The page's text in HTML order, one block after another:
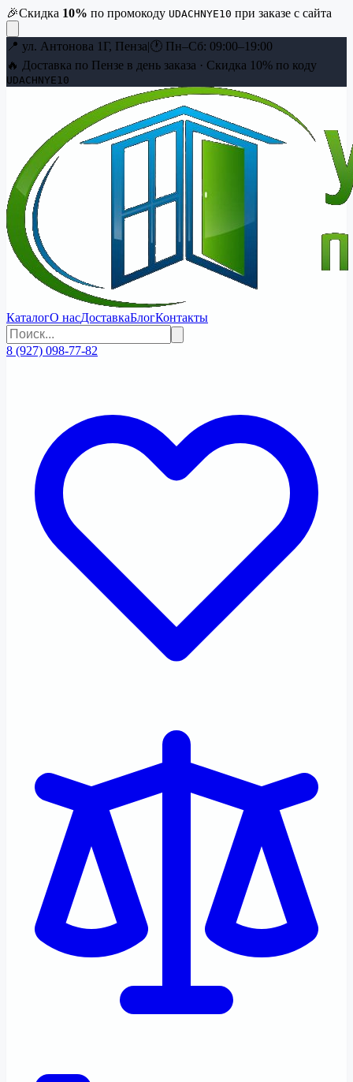
🎉Скидка 10% по промокоду UDACHNYE10 при заказе с сайта
📍 ул. Антонова 1Г, Пенза|🕐 Пн–Сб: 09:00–19:00
🔥 Доставка по Пензе в день заказа · Скидка 10% по коду
UDACHNYE10
КаталогО насДоставкаБлогКонтакты
8 (927) 098-77-82